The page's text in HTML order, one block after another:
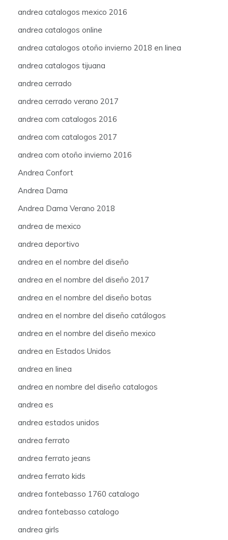
andrea catalogos mexico 2016
andrea catalogos online
andrea catalogos otoño invierno 2018 en linea
andrea catalogos tijuana
andrea cerrado
andrea cerrado verano 2017
andrea com catalogos 2016
andrea com catalogos 2017
andrea com otoño invierno 2016
Andrea Confort
Andrea Dama
Andrea Dama Verano 2018
andrea de mexico
andrea deportivo
andrea en el nombre del diseño
andrea en el nombre del diseño 2017
andrea en el nombre del diseño botas
andrea en el nombre del diseño catálogos
andrea en el nombre del diseño mexico
andrea en Estados Unidos
andrea en linea
andrea en nombre del diseño catalogos
andrea es
andrea estados unidos
andrea ferrato
andrea ferrato jeans
andrea ferrato kids
andrea fontebasso 1760 catalogo
andrea fontebasso catalogo
andrea girls